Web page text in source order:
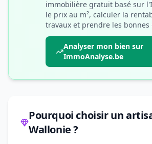
immobilière gratuit basé sur
le prix au m², calculer la
travaux et prendre les bonnes
Analyser mon bien sur
ImmoAnalyse.be
Pourquoi choisir un
Wallonie ?